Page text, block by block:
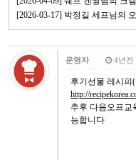
[2026-03-17] 박정길 세프님의
운영자 4년전
후기선물 레시피
http://
추후 다음오프교
능합니다